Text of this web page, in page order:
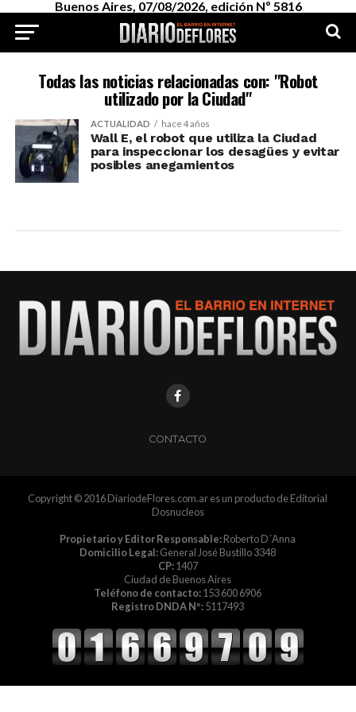
Buenos Aires, 07/08/2026, edición Nº 5816
Todas las noticias relacionadas con: "Robot
utilizado por la Ciudad"
ACTUALIDAD hace 4 años
Wall E, el robot que utiliza la Ciudad
para inspeccionar los desagües y evitar
posibles anegamientos
CONTACTO
Copyright © 2016 DiariodeFlores.com.ar es un producto de Editorial
Dosnucleos
Propietario y Editor Responsable:Roberto D´Anna
Domicilio Legal:General José Bustillo 3348
CP:1407
Ciudad de Buenos Aires
Teléfono de contacto:153 600 6906
Registro DNDA Nº:5117493